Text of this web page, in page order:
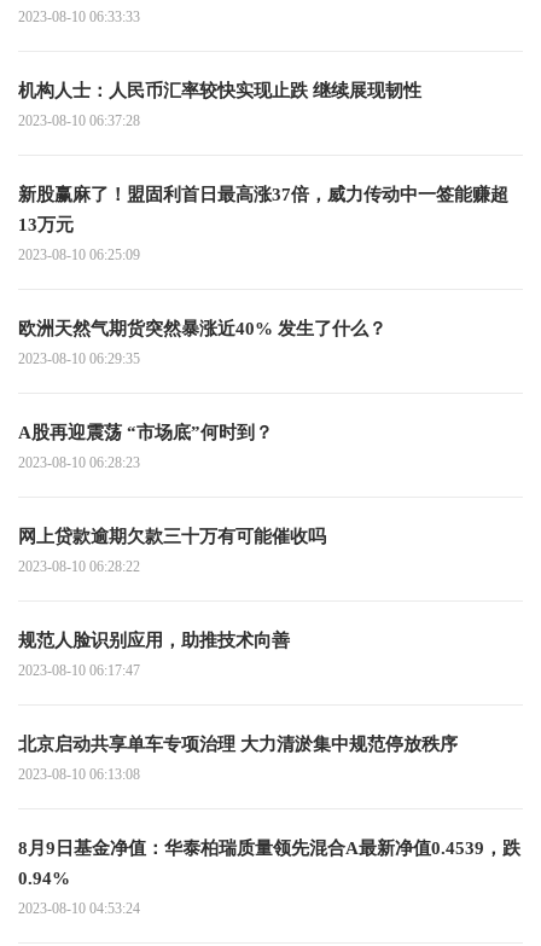
2023-08-10 06:33:33
机构人士：人民币汇率较快实现止跌 继续展现韧性
2023-08-10 06:37:28
新股赢麻了！盟固利首日最高涨37倍，威力传动中一签能赚超
13万元
2023-08-10 06:25:09
欧洲天然气期货突然暴涨近40% 发生了什么？
2023-08-10 06:29:35
A股再迎震荡 “市场底”何时到？
2023-08-10 06:28:23
网上贷款逾期欠款三十万有可能催收吗
2023-08-10 06:28:22
规范人脸识别应用，助推技术向善
2023-08-10 06:17:47
北京启动共享单车专项治理 大力清淤集中规范停放秩序
2023-08-10 06:13:08
8月9日基金净值：华泰柏瑞质量领先混合A最新净值0.4539，跌
0.94%
2023-08-10 04:53:24